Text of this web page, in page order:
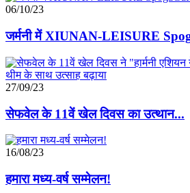
06/10/23
जर्मनी में XIUNAN-LEISURE
27/09/23
सेफवेल के 11वें खेल दिवस का उत्थान...
16/08/23
हमारा मध्य-वर्ष सम्मेलन!